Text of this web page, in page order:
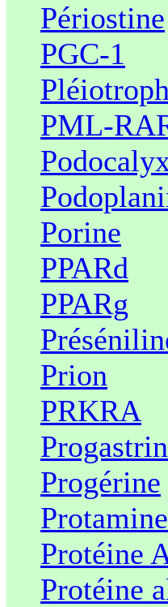
Périostine
PGC-1
PML-
Porine
PPARd
PPARg
Prion
PRKRA
Progérine
Protamine
Protéine
Protéine